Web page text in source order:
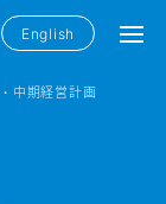
English
中期経営計画